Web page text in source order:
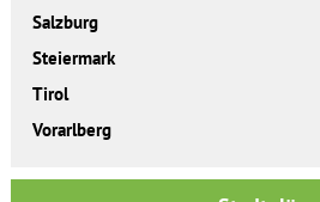
Salzburg
Steiermark
Tirol
Vorarlberg